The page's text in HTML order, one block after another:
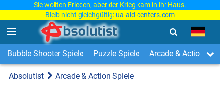
Sie wollten Frieden, aber der Krieg kam in ihr Haus.
Bleib nicht gleichgültig: ua-aid-centers.com
Bubble Shooter Spiele Puzzle Spiele Arcade & Action
Absolutist Arcade & Action Spiele